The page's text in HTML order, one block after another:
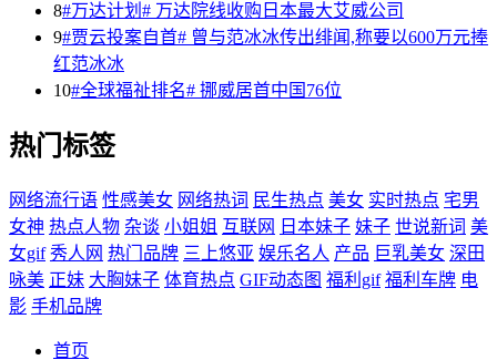
8#万达计划# 万达院线收购日本最大艾威公司
9#贾云投案自首# 曾与范冰冰传出绯闻,称要以600万元捧
红范冰冰
10#全球福祉排名# 挪威居首中国76位
热门标签
网络流行语 性感美女 网络热词 民生热点 美女 实时热点 宅男
女神 热点人物 杂谈 小姐姐 互联网 日本妹子 妹子 世说新词 美
女gif 秀人网 热门品牌 三上悠亚 娱乐名人 产品 巨乳美女 深田
咏美 正妹 大胸妹子 体育热点 GIF动态图 福利gif 福利车牌 电
影 手机品牌
首页